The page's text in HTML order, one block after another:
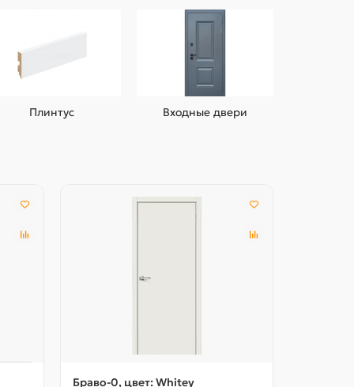
Плинтус Входные двери
Браво-0, цвет: Whitey